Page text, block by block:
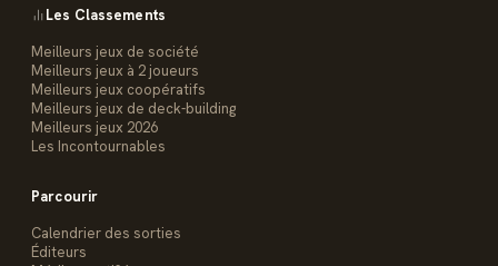
Les Classements
Meilleurs jeux de société
Meilleurs jeux à 2 joueurs
Meilleurs jeux coopératifs
Meilleurs jeux de deck-building
Meilleurs jeux 2026
Les Incontournables
Parcourir
Calendrier des sorties
Éditeurs